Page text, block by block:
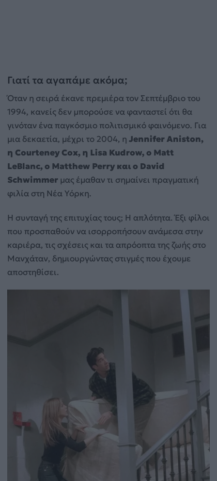
Γιατί τα αγαπάμε ακόμα;
Όταν η σειρά έκανε πρεμιέρα τον Σεπτέμβριο του
1994, κανείς δεν μπορούσε να φανταστεί ότι θα
γινόταν ένα παγκόσμιο πολιτισμικό φαινόμενο. Για
μια δεκαετία, μέχρι το 2004, η Jennifer Aniston,
η Courteney Cox, η Lisa Kudrow, ο Matt
LeBlanc, ο Matthew Perry και ο David
Schwimmer μας έμαθαν τι σημαίνει πραγματική
φιλία στη Νέα Υόρκη.
Η συνταγή της επιτυχίας τους; Η απλότητα. Έξι φίλοι
που προσπαθούν να ισορροπήσουν ανάμεσα στην
καριέρα, τις σχέσεις και τα απρόοπτα της ζωής στο
Μανχάταν, δημιουργώντας στιγμές που έχουμε
αποστηθίσει.